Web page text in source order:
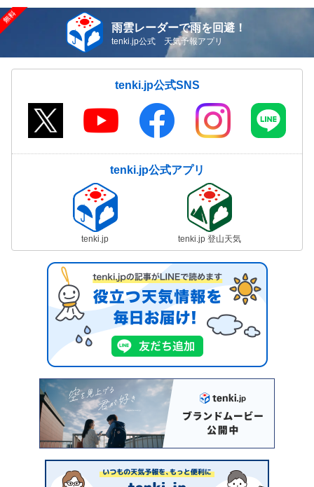
雨雲レーダーで雨を回避！
tenki.jp公式 天気予報アプリ
tenki.jp公式SNS
tenki.jp公式アプリ
tenki.jp tenki.jp 登山天気